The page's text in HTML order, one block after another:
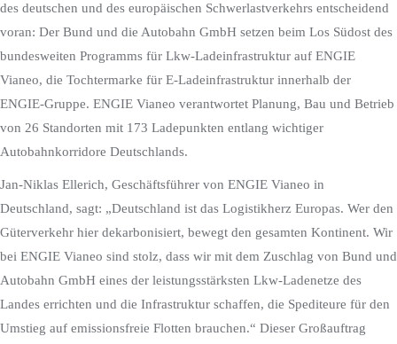
des deutschen und des europäischen Schwerlastverkehrs entscheidend
voran: Der Bund und die Autobahn GmbH setzen beim Los Südost des
bundesweiten Programms für Lkw-Ladeinfrastruktur auf ENGIE
Vianeo, die Tochtermarke für E-Ladeinfrastruktur innerhalb der
ENGIE-Gruppe. ENGIE Vianeo verantwortet Planung, Bau und Betrieb
von 26 Standorten mit 173 Ladepunkten entlang wichtiger
Autobahnkorridore Deutschlands.
Jan-Niklas Ellerich, Geschäftsführer von ENGIE Vianeo in
Deutschland, sagt: „Deutschland ist das Logistikherz Europas. Wer den
Güterverkehr hier dekarbonisiert, bewegt den gesamten Kontinent. Wir
bei ENGIE Vianeo sind stolz, dass wir mit dem Zuschlag von Bund und
Autobahn GmbH eines der leistungsstärksten Lkw-Ladenetze des
Landes errichten und die Infrastruktur schaffen, die Spediteure für den
Umstieg auf emissionsfreie Flotten brauchen.“ Dieser Großauftrag